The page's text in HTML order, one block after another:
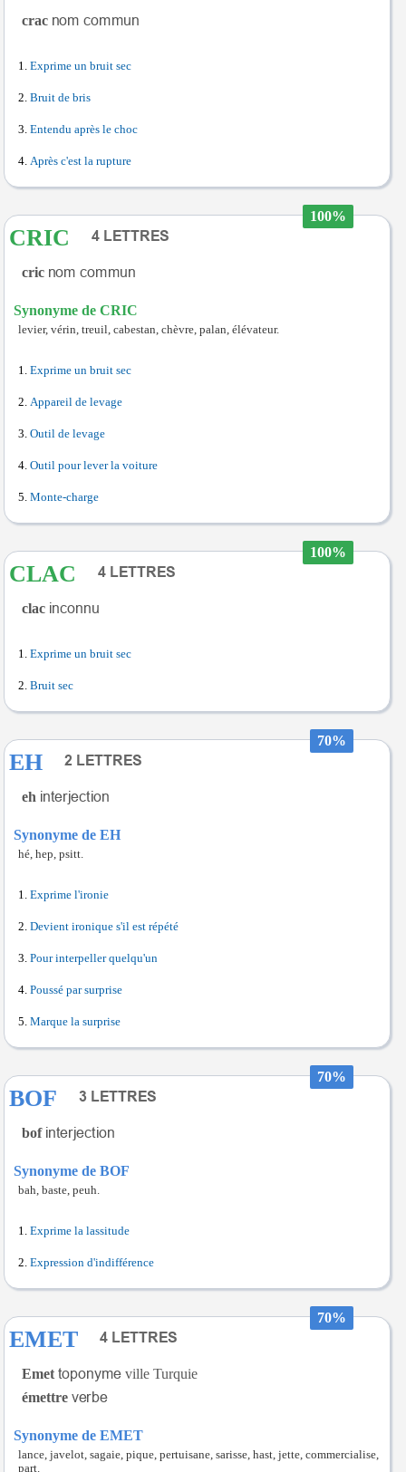
crac
Exprime un bruit sec
Bruit de bris
Entendu après le choc
Après c'est la rupture
100%
CRIC
cric
Synonyme de CRIC
levier, vérin, treuil, cabestan, chèvre, palan, élévateur.
Exprime un bruit sec
Appareil de levage
Outil de levage
Outil pour lever la voiture
Monte-charge
100%
CLAC
clac
Exprime un bruit sec
Bruit sec
70%
EH
eh
Synonyme de EH
hé, hep, psitt.
Exprime l'ironie
Devient ironique s'il est répété
Pour interpeller quelqu'un
Poussé par surprise
Marque la surprise
70%
BOF
bof
Synonyme de BOF
bah, baste, peuh.
Exprime la lassitude
Expression d'indifférence
70%
EMET
Emet
ville Turquie
émettre
Synonyme de EMET
lance, javelot, sagaie, pique, pertuisane, sarisse, hast, jette, commercialise,
part.